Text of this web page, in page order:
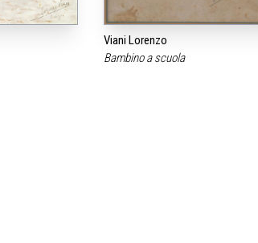
Viani Lorenzo
Bambino a scuola